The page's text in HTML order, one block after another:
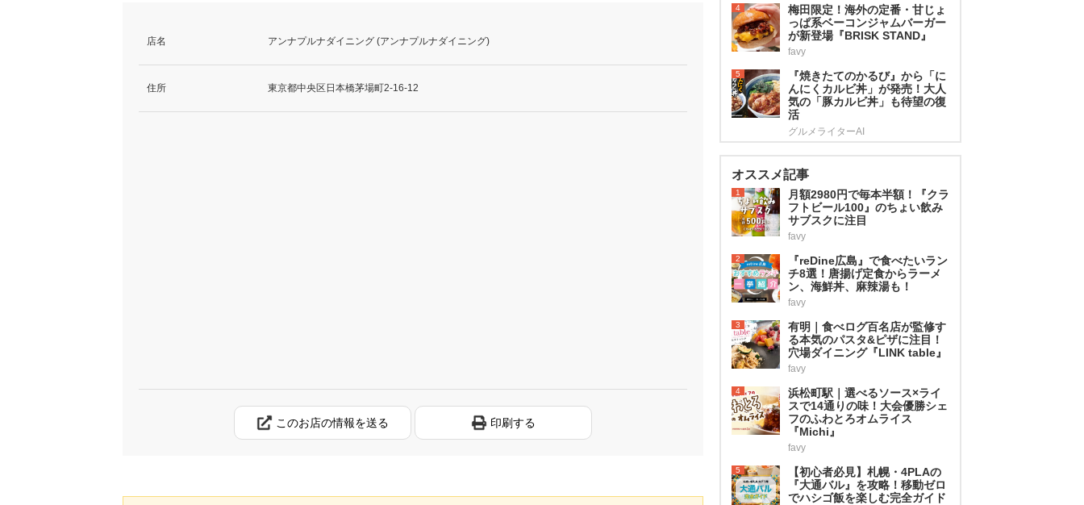
店名 アンナプルナダイニング (アンナプルナダイニング)
住所 東京都中央区日本橋茅場町2-16-12
このお店の情報を送る 印刷する
4
梅田限定！海外の定番・甘じょ
っぱ系ベーコンジャムバーガー
が新登場『BRISK STAND』
favy
5
『焼きたてのかるび』から「に
んにくカルビ丼」が発売！大人
気の「豚カルビ丼」も待望の復
活
グルメライターAI
オススメ記事
1
月額2980円で毎本半額！『クラ
フトビール100』のちょい飲み
サブスクに注目
favy
2
『reDine広島』で食べたいラン
チ8選！唐揚げ定食からラーメ
ン、海鮮丼、麻辣湯も！
favy
3
有明｜食べログ百名店が監修す
る本気のパスタ&ピザに注目！
穴場ダイニング『LINK table』
favy
4
浜松町駅｜選べるソース×ライ
スで14通りの味！大会優勝シェ
フのふわとろオムライス
『Michi』
favy
5
【初心者必見】札幌・4PLAの
『大通バル』を攻略！移動ゼロ
でハシゴ飯を楽しむ完全ガイド